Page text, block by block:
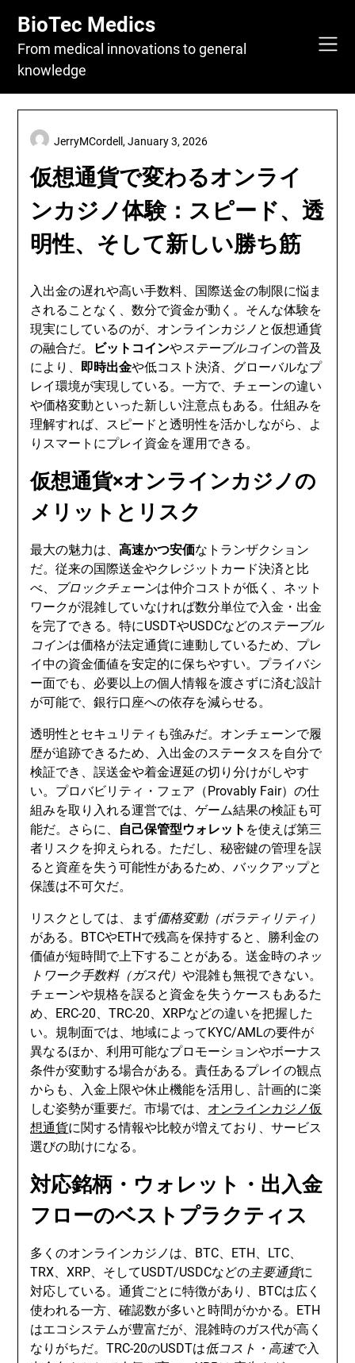
content
BioTec Medics
From medical innovations to general
knowledge
仮想通貨で変わるオンライ
ンカジノ体験：スピード、透
明性、そして新しい勝ち筋
JerryMCordell,January 3, 2026
入出金の遅れや高い手数料、国際送金の制限に悩ま
されることなく、数分で資金が動く。そんな体験を
現実にしているのが、オンラインカジノと仮想通貨
の融合だ。
ビットコインやステーブルコインの普及
により、 即時出金や低コスト決済、グローバルなプ
レイ環境が実現している。一方で、チェーンの違い
や価格変動といった新しい注意点もある。仕組みを
理解すれば、スピードと透明性を活かしながら、よ
りスマートにプレイ資金を運用できる。
仮想通貨×オンラインカジノの
メリットとリスク
最大の魅力は、高速かつ安価なトランザクション
だ。従来の国際送金やクレジットカード決済と比
べ、
ブロックチェーンは仲介コストが低く、ネット
ワークが混雑していなければ数分単位で入金・出金
を完了できる。特にUSDTやUSDCなどのステーブル
コインは価格が法定通貨に連動しているため、プレ
イ中の資金価値を安定的に保ちやすい。プライバシ
ー面でも、必要以上の個人情報を渡さずに済む設計
が可能で、銀行口座への依存を減らせる。
透明性とセキュリティも強みだ。オンチェーンで履
歴が追跡できるため、入出金のステータスを自分で
検証でき、誤送金や着金遅延の切り分けがしやす
い。プロバビリティ・フェア（Provably Fair）の仕
組みを取り入れる運営では、ゲーム結果の検証も可
能だ。さらに、 自己保管型ウォレット を使えば第三
者リスクを抑えられる。ただし、秘密鍵の管理を誤
ると資産を失う可能性があるため、バックアップと
保護は不可欠だ。
リスクとしては、まず価格変動（ボラティリティ）
がある。BTCやETHで残高を保持すると、勝利金の
価値が短時間で上下することがある。送金時のネッ
トワーク手数料（ガス代）や混雑も無視できない。
チェーンや規格を誤ると資金を失うケースもあるた
め、ERC-20、TRC-20、XRPなどの違いを把握した
い。規制面では、地域によってKYC/AMLの要件が
異なるほか、利用可能なプロモーションやボーナス
条件が変動する場合がある。責任あるプレイの観点
からも、入金上限や休止機能を活用し、計画的に楽
しむ姿勢が重要だ。市場では、 オンラインカジノ仮
想通貨に関する情報や比較が増えており、サービス
選びの助けになる。
対応銘柄・ウォレット・出入金
フローのベストプラクティス
多くのオンラインカジノは、BTC、ETH、LTC、
TRX、XRP、そしてUSDT/USDCなどの主要通貨に
対応している。通貨ごとに特徴があり、BTCは広く
使われる一方、確認数が多いと時間がかかる。ETH
はエコシステムが豊富だが、混雑時のガス代が高く
なりがちだ。TRC-20のUSDTは低コスト・高速で入